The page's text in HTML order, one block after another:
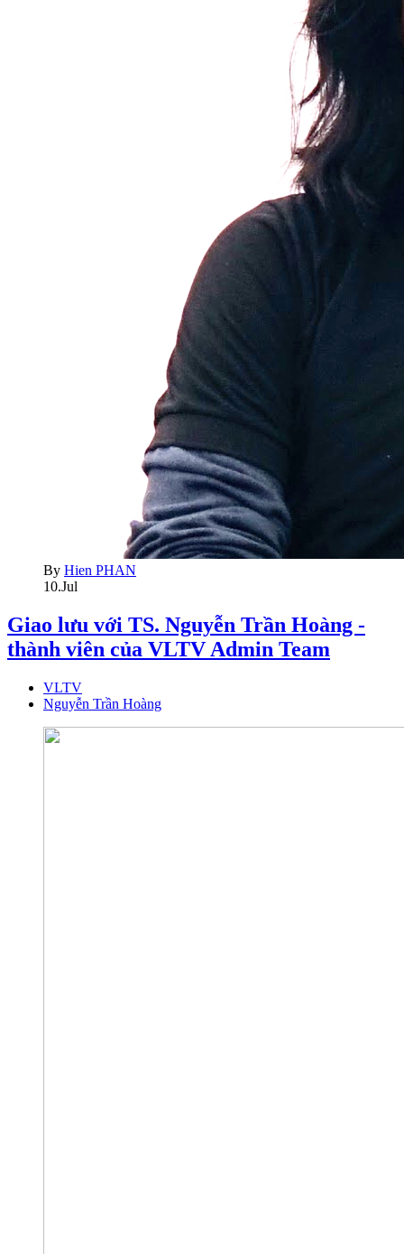
By Hien PHAN
10.Jul
Giao lưu với TS. Nguyễn Trần Hoàng -
thành viên của VLTV Admin Team
VLTV
Nguyễn Trần Hoàng